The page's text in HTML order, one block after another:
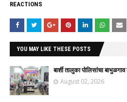
REACTIONS
YOU MAY LIKE THESE POSTS
बार्शी तालुका पोलिसांचा
August 02, 2026